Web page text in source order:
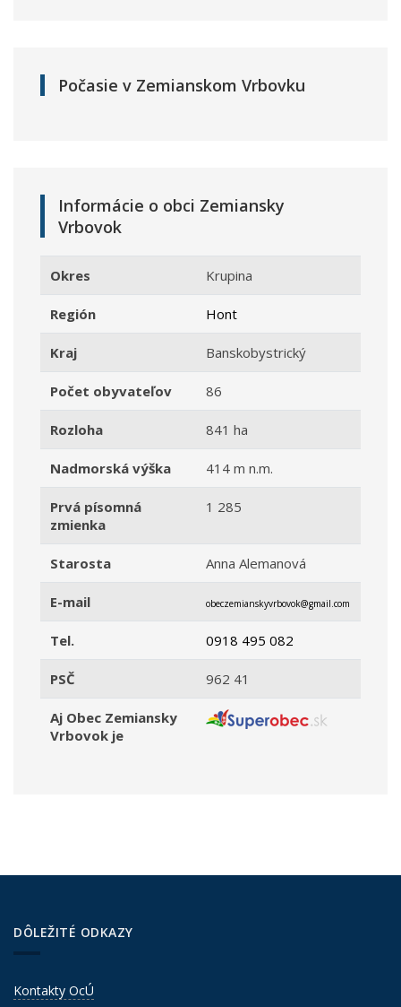
Počasie v Zemianskom Vrbovku
Informácie o obci Zemiansky
Vrbovok
Okres Krupina
Región Hont
Kraj Banskobystrický
Počet obyvateľov 86
Rozloha 841 ha
Nadmorská výška 414 m n.m.
Prvá písomná
zmienka
1 285
Starosta Anna Alemanová
E-mail obeczemianskyvrbovok@gmail.com
Tel. 0918 495 082
PSČ 962 41
Aj Obec Zemiansky
Vrbovok je
DÔLEŽITÉ ODKAZY
Kontakty OcÚ